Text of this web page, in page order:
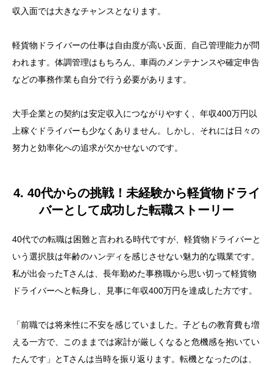
収入面では大きなチャンスとなります。
軽貨物ドライバーの仕事は自由度が高い反面、自己管理能力が問
われます。体調管理はもちろん、車両のメンテナンスや確定申告
などの事務作業も自分で行う必要があります。
大手企業との契約は安定収入につながりやすく、年収400万円以
上稼ぐドライバーも少なくありません。しかし、それには日々の
努力と効率化への追求が欠かせないのです。
4. 40代からの挑戦！未経験から軽貨物ドライ
バーとして成功した転職ストーリー
40代での転職は困難と言われる時代ですが、軽貨物ドライバーと
いう選択肢は年齢のハンディを感じさせない魅力的な職業です。
私が出会ったTさんは、長年勤めた事務職から思い切って軽貨物
ドライバーへと転身し、見事に年収400万円を達成した方です。
「前職では将来性に不安を感じていました。子どもの教育費も増
える一方で、このままでは家計が厳しくなると危機感を抱いてい
たんです」とTさんは当時を振り返ります。転機となったのは、